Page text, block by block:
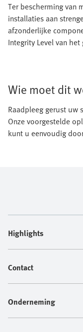
Ter bescherming van
installaties aan
afzonderlijke
Integrity Level van
Wie moet dit
Raadpleeg gerust uw
Onze voorgestelde
kunt u eenvoudig
Highlights
Contact
Onderneming